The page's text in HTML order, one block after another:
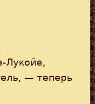
Лукойе,
— теперь